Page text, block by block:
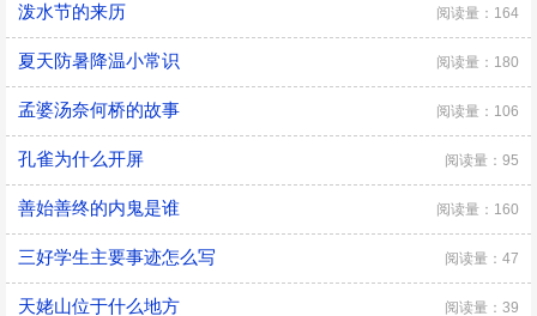
泼水节的来历 阅读量：164
夏天防暑降温小常识 阅读量：180
孟婆汤奈何桥的故事 阅读量：106
孔雀为什么开屏 阅读量：95
善始善终的内鬼是谁 阅读量：160
三好学生主要事迹怎么写 阅读量：47
天姥山位于什么地方 阅读量：39